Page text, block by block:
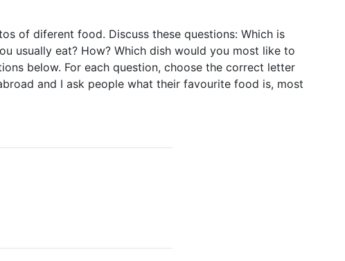
of diferent food. Discuss these questions: Which is
usually eat? How? Which dish would you most like to
below. For each question, choose the correct letter
and I ask people what their favourite food is, most